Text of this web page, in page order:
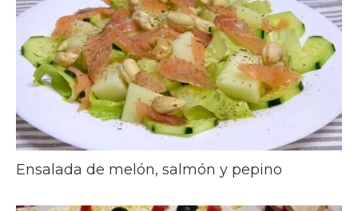
Ensalada de melón, salmón y pepino